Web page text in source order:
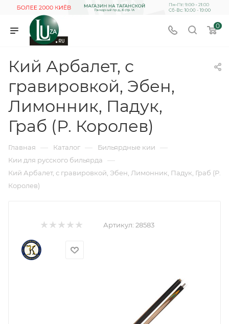
0
Кий Арбалет, с
гравировкой, Эбен,
Лимонник, Падук,
Граб (Р. Королев)
Главная — Каталог — Бильярдные кии —
Кии для русского бильярда —
Кий Арбалет, с гравировкой, Эбен, Лимонник, Падук, Граб (Р.
Королев)
Артикул: 28583